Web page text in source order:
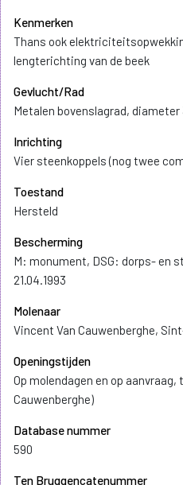
Kenmerken
Thans ook
lengterichting van de beek
Gevlucht/Rad
Metalen bovenslagrad,
Inrichting
Vier steenkoppels (nog twee
Toestand
Hersteld
Bescherming
M: monument, DSG: dorps- en
21.04.1993
Molenaar
Vincent Van Cauwenberghe,
Openingstijden
Op molendagen en op aanvraag,
Cauwenberghe)
Database nummer
590
Ten Bruggencatenummer